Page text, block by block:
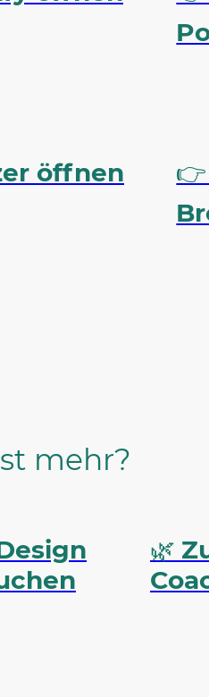
öffnen 👉
mehr?
🌿